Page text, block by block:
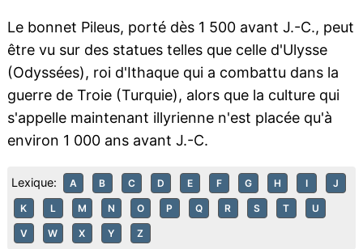
Le bonnet Pileus, porté dès 1 500 avant J.-C., peut
être vu sur des statues telles que celle d'Ulysse
(Odyssées), roi d'Ithaque qui a combattu dans la
guerre de Troie (Turquie), alors que la culture qui
s'appelle maintenant illyrienne n'est placée qu'à
environ 1 000 ans avant J.-C.
Lexique: A B C D E F G H I J
K L M N O P Q R S T U
V W X Y Z